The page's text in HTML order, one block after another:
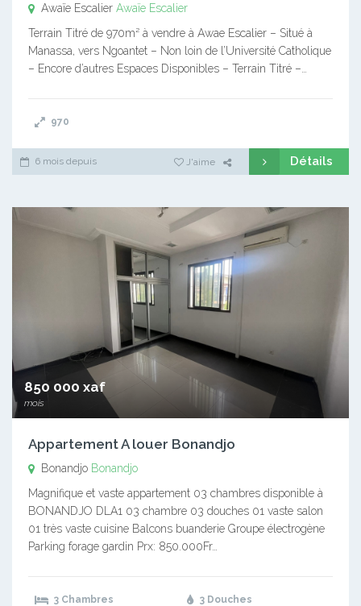
Awaïe Escalier Awaïe Escalier
Terrain Titré de 970m² à vendre à Awae Escalier – Situé à
Manassa, vers Ngoantet – Non loin de l’Université Catholique
– Encore d’autres Espaces Disponibles – Terrain Titré –…
970
6 mois depuis J'aime Détails
850 000 xaf
mois
Appartement A louer Bonandjo
Bonandjo Bonandjo
Magnifique et vaste appartement 03 chambres disponible à
BONANDJO DLA1 03 chambre 03 douches 01 vaste salon
01 très vaste cuisine Balcons buanderie Groupe électrogène
Parking forage gardin Prx: 850.000Fr…
3 Chambres 3 Douches